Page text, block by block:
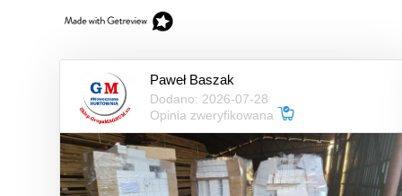
Paweł Baszak
Dodano: 2026-07-28
Opinia zweryfikowana